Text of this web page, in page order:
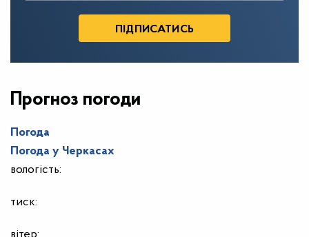
Прогноз погоди
Погода
Погода у Черкасах
вологість:
тиск:
вітер: